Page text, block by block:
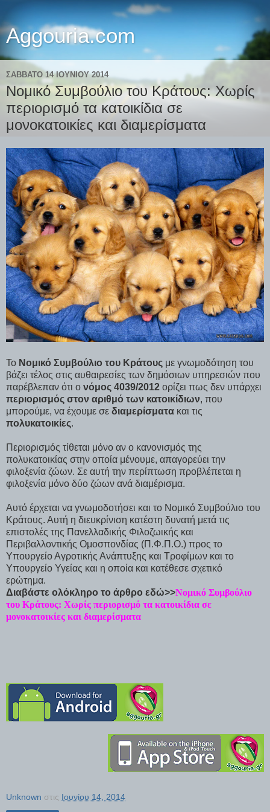
Aggouria.com
ΣΆΒΒΑΤΟ 14 ΙΟΥΝΊΟΥ 2014
Νομικό Συμβούλιο του Κράτους: Χωρίς
περιορισμό τα κατοικίδια σε
μονοκατοικίες και διαμερίσματα
Το Νομικό Συμβούλιο του Κράτους με γνωμοδότηση του
βάζει τέλος στις αυθαιρεσίες των δημόσιων υπηρεσιών που
παρέβλεπαν ότι ο νόμος 4039/2012 ορίζει πως δεν υπάρχει
περιορισμός στον αριθμό των κατοικίδιων, που
μπορούμε, να έχουμε σε διαμερίσματα και τις
πολυκατοικίες.
Περιορισμός τίθεται μόνο αν ο κανονισμός της
πολυκατοικίας στην οποία μένουμε, απαγορεύει την
φιλοξενία ζώων. Σε αυτή την περίπτωση προβλέπεται η
φιλοξενία μόνο δύο ζώων ανά διαμέρισμα.
Αυτό έρχεται να γνωμοδοτήσει και το Νομικό Συμβούλιο του
Κράτους. Αυτή η διευκρίνιση κατέστη δυνατή μετά τις
επιστολές της Πανελλαδικής Φιλοζωικής και
Περιβαλλοντικής Ομοσπονδίας (Π.Φ.Π.Ο.) προς το
Υπουργείο Αγροτικής Ανάπτυξης και Τροφίμων και το
Υπουργείο Υγείας και η οποία και κατέθεσε σχετικό
ερώτημα.
Διαβάστε ολόκληρο το άρθρο εδώ>>Νομικό Συμβούλιο
του Κράτους: Χωρίς περιορισμό τα κατοικίδια σε
μονοκατοικίες και διαμερίσματα
Unknown στις Ιουνίου 14, 2014